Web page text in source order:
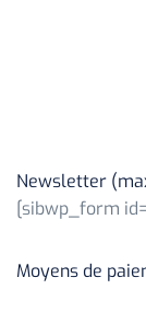
Newsletter
[sibwp_form
Moyens de